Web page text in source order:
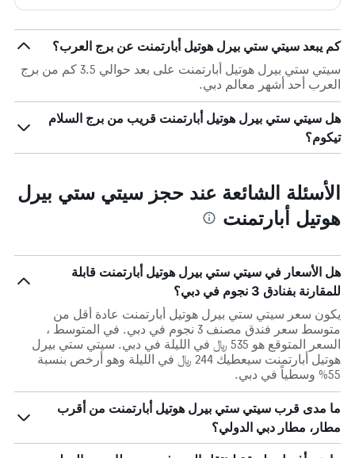
كم يبعد سيتي ستي بيرل هوتيل أبارتمنت عن برج العرب؟
سيتي ستي بيرل هوتيل أبارتمنت على بعد حوالي 3.5 كم من برج
العرب أحد أشهر معالم دبي.
هل سيتي ستي بيرل هوتيل أبارتمنت قريب من برج السلام
تيكوم؟
الأسئلة الشائعة عند حجز سيتي ستي بيرل
هوتيل أبارتمنت
هل الأسعار في سيتي ستي بيرل هوتيل أبارتمنت قابلة
للمقارنة بفنادق 3 نجوم في دبي؟
يكون سعر سيتي ستي بيرل هوتيل أبارتمنت عادة أقل من
متوسط ​​سعر فندق مصنف 3 نجوم في دبي. في المتوسط ،
السعر المتوقع هو 535 ﷼ في الليلة في دبي. سيتي ستي بيرل
هوتيل أبارتمنت سيعطيك 244 ﷼ في الليلة وهو أرخص بنسبة
55% وسطياً في دبي.
ما مدى قرب سيتي ستي بيرل هوتيل أبارتمنت من أقرب
مطار، مطار دبي الدولي؟